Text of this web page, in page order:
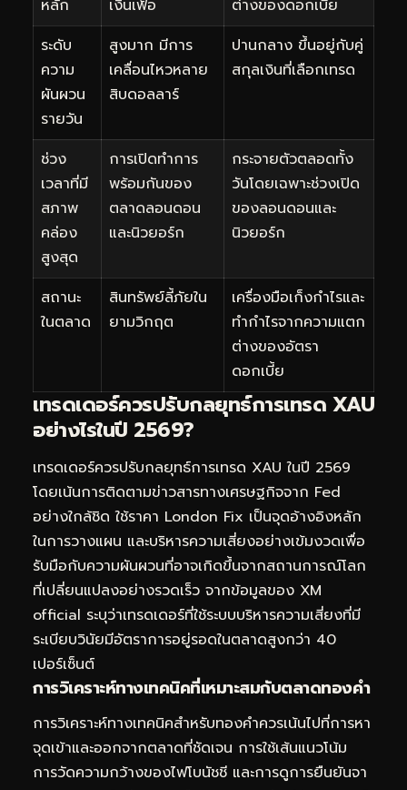
หลัก
เงินเฟ้อ
ต่างของดอกเบี้ย
ระดับ
ความ
ผันผวน
รายวัน
สูงมาก มีการ
เคลื่อนไหวหลาย
สิบดอลลาร์
ปานกลาง ขึ้นอยู่กับคู่
สกุลเงินที่เลือกเทรด
ช่วง
เวลาที่มี
สภาพ
คล่อง
สูงสุด
การเปิดทำการ
พร้อมกันของ
ตลาดลอนดอน
และนิวยอร์ก
กระจายตัวตลอดทั้ง
วันโดยเฉพาะช่วงเปิด
ของลอนดอนและ
นิวยอร์ก
สถานะ
ในตลาด
สินทรัพย์ลี้ภัยใน
ยามวิกฤต
เครื่องมือเก็งกำไรและ
ทำกำไรจากความแตก
ต่างของอัตรา
ดอกเบี้ย
เทรดเดอร์ควรปรับกลยุทธ์การเทรด XAU
อย่างไรในปี 2569?
เทรดเดอร์ควรปรับกลยุทธ์การเทรด XAU ในปี 2569
โดยเน้นการติดตามข่าวสารทางเศรษฐกิจจาก Fed
อย่างใกล้ชิด ใช้ราคา London Fix เป็นจุดอ้างอิงหลัก
ในการวางแผน และบริหารความเสี่ยงอย่างเข้มงวดเพื่อ
รับมือกับความผันผวนที่อาจเกิดขึ้นจากสถานการณ์โลก
ที่เปลี่ยนแปลงอย่างรวดเร็ว จากข้อมูลของ XM
official ระบุว่าเทรดเดอร์ที่ใช้ระบบบริหารความเสี่ยงที่มี
ระเบียบวินัยมีอัตราการอยู่รอดในตลาดสูงกว่า 40
เปอร์เซ็นต์
การวิเคราะห์ทางเทคนิคที่เหมาะสมกับตลาดทองคำ
การวิเคราะห์ทางเทคนิคสำหรับทองคำควรเน้นไปที่การหา
จุดเข้าและออกจากตลาดที่ชัดเจน การใช้เส้นแนวโน้ม
การวัดความกว้างของไฟโบนัชชี และการดูการยืนยันจา